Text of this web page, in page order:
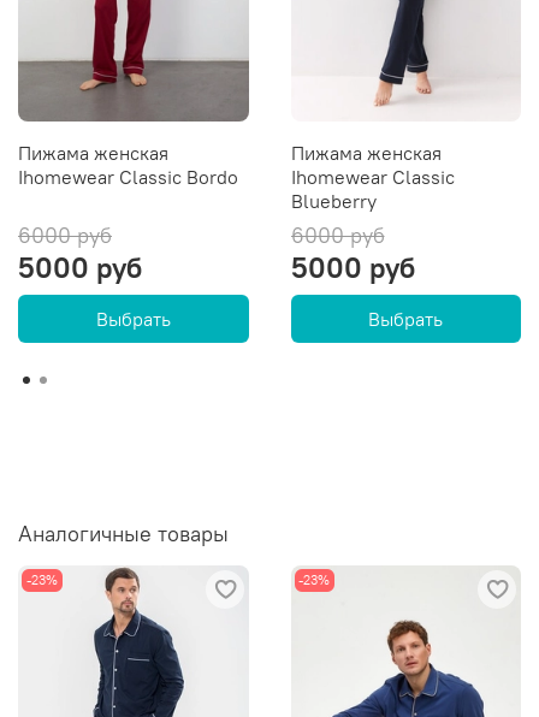
Пижама женская
Ihomewear Classic Bordo
6000 руб
5000 руб
Выбрать
Пижама женская
Ihomewear Classic
Blueberry
6000 руб
5000 руб
Выбрать
Аналогичные товары
-23% -23%